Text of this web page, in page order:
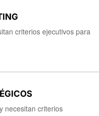
criterios ejecutivos para
necesitan criterios